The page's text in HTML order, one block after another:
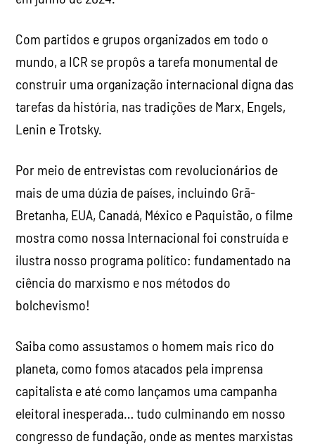
Com partidos e grupos organizados em todo o
mundo, a ICR se propôs a tarefa monumental de
construir uma organização internacional digna das
tarefas da história, nas tradições de Marx, Engels,
Lenin e Trotsky.
Por meio de entrevistas com revolucionários de
mais de uma dúzia de países, incluindo Grã-
Bretanha, EUA, Canadá, México e Paquistão, o filme
mostra como nossa Internacional foi construída e
ilustra nosso programa político: fundamentado na
ciência do marxismo e nos métodos do
bolchevismo!
Saiba como assustamos o homem mais rico do
planeta, como fomos atacados pela imprensa
capitalista e até como lançamos uma campanha
eleitoral inesperada… tudo culminando em nosso
congresso de fundação, onde as mentes marxistas